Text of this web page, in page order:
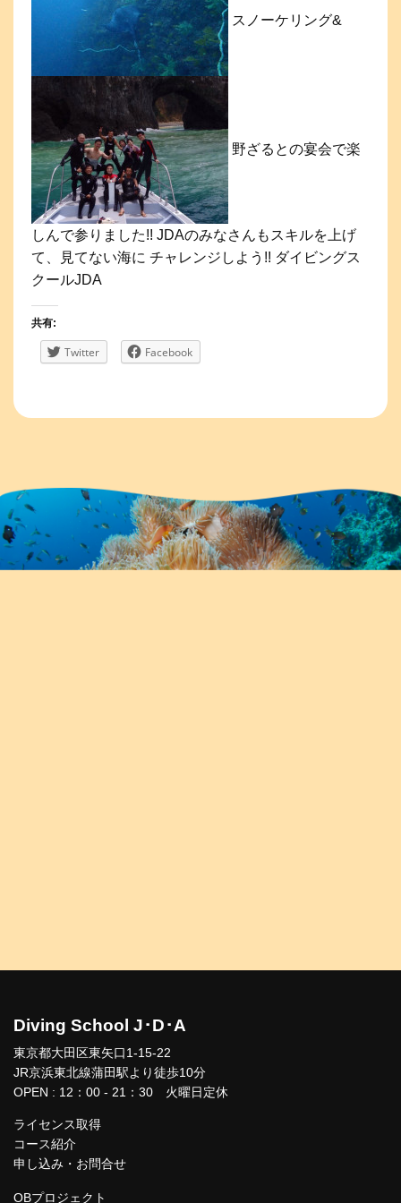
スノーケリング&
野ざるとの宴会で楽
しんで参りました!! JDAのみなさんもスキルを上げ
て、見てない海に チャレンジしよう!! ダイビングス
クールJDA
共有:
Twitter Facebook
Diving School J･D･A
東京都大田区東矢口1-15-22
JR京浜東北線蒲田駅より徒歩10分
OPEN : 12：00 - 21：30 火曜日定休
ライセンス取得
コース紹介
申し込み・お問合せ
OBプロジェクト